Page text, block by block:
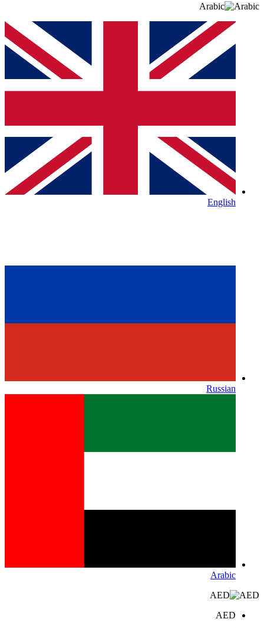
Arabic
English
Russian
Arabic
AED
AED